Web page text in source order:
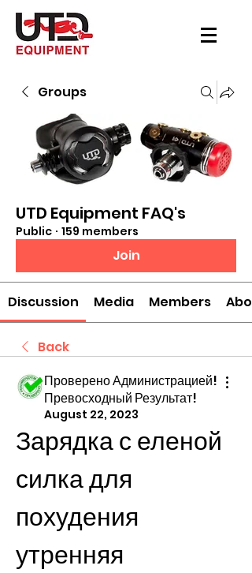
Groups
UTD Equipment FAQ's
Public · 159 members
Join
Discussion Media Members
Back
Проверено Администрацией!
Превосходный Результат!
August 22, 2023
Зарядка с еленой
силка для
похудения
утренняя